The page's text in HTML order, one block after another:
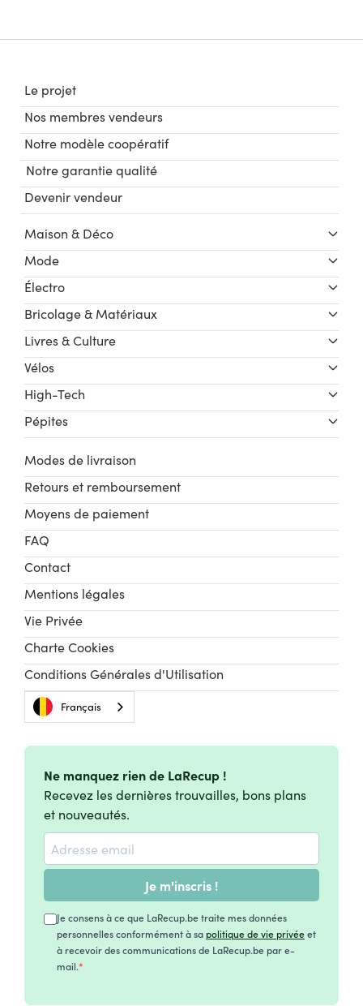
Le projet
Nos membres vendeurs
Notre modèle coopératif
Notre garantie qualité
Devenir vendeur
Maison & Déco
Mode
Électro
Bricolage & Matériaux
Livres & Culture
Vélos
High-Tech
Pépites
Modes de livraison
Retours et remboursement
Moyens de paiement
FAQ
Contact
Mentions légales
Vie Privée
Charte Cookies
Conditions Générales d'Utilisation
Français
Ne manquez rien de LaRecup !
Recevez les dernières trouvailles, bons plans
et nouveautés.
Je m'inscris !
Je consens à ce que LaRecup.be traite mes données
personnelles conformément à sapolitique de vie privéeet
à recevoir des communications de LaRecup.be par e-
mail.